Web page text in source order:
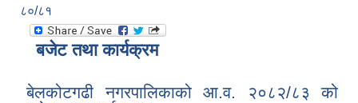
८०/८१
बजेट तथा कार्यक्रम
बेलकोटगढी नगरपालिकाको आ.व. २०८२/८३ को